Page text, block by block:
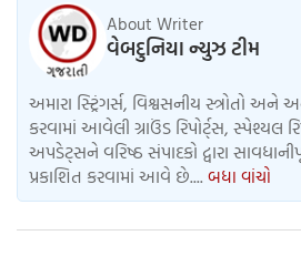
About Writer
વેબદુનિયા ન્યુઝ ટીમ
અમારા સ્ટ્રિંગર્સ, વિશ્વસનીય સ્ત્રોતો અને
કરવામાં આવેલી ગ્રાઉંડ રિપોર્ટ્સ, સ્પેશ્યલ
અપડેટ્સને વરિષ્ઠ સંપાદકો દ્વારા
પ્રકાશિત કરવામાં આવે છે.... બધા વાંચો